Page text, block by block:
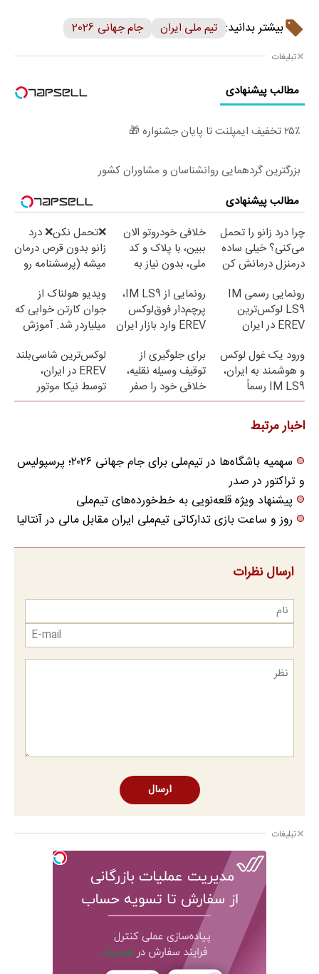
بیشتر بدانید: تیم ملی ایران جام جهانی 2026
تبلیغات
مطالب پیشنهادی
۲۵٪ تخفیف ایمپلنت تا پایان جشنواره 🎁
بزرگترین گردهمایی روانشناسان و مشاوران کشور
مطالب پیشنهادی
چرا درد زانو را تحمل
می‌کنی؟ خیلی ساده
درمنزل درمانش کن
خلافی خودروتو الان
ببین، با پلاک و کد
ملی، بدون نیاز به
❌تحمل نکن❌ درد
زانو بدون قرص درمان
میشه (پرسشنامه رو
رونمایی رسمی IM
LS9 لوکس‌ترین
EREV در ایران
رونمایی از IM LS9،
پرچم‌دار فوق‌لوکس
EREV وارد بازار ایران
ویدیو هولناک از
جوان کارتن خوابی که
میلیاردر شد. آموزش
ورود یک غول لوکس
و هوشمند به ایران،
IM LS9 رسماً
رونمایی شد
برای جلوگیری از
توقیف وسیله نقلیه،
خلافی خود را صفر
کنید!
لوکس‌ترین شاسی‌بلند
EREV در ایران،
توسط نیکا موتور
رونمایی شد!
اخبار مرتبط
سهمیه باشگاه‌ها در تیم‌ملی برای جام جهانی ۲۰۲۶؛ پرسپولیس
و تراکتور در صدر
پیشنهاد ویژه قلعه‌نویی به خط‌خورده‌های تیم‌ملی
روز و ساعت بازی تدارکاتی تیم‌ملی ایران مقابل مالی در آنتالیا
ارسال نظرات
ارسال
تبلیغات